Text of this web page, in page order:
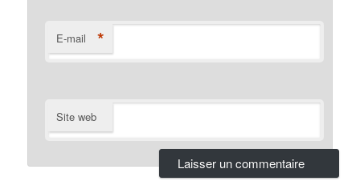
E-mail *
Site web